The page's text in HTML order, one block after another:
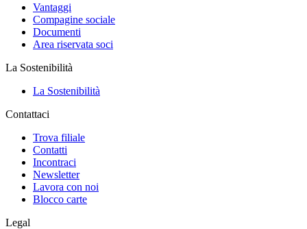
Vantaggi
Compagine sociale
Documenti
Area riservata soci
La Sostenibilità
La Sostenibilità
Contattaci
Trova filiale
Contatti
Incontraci
Newsletter
Lavora con noi
Blocco carte
Legal